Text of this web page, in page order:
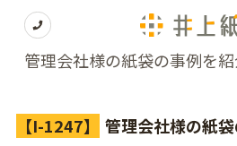
管理会社様の紙袋の事例を紹
【I-1247】 管理会社様の紙